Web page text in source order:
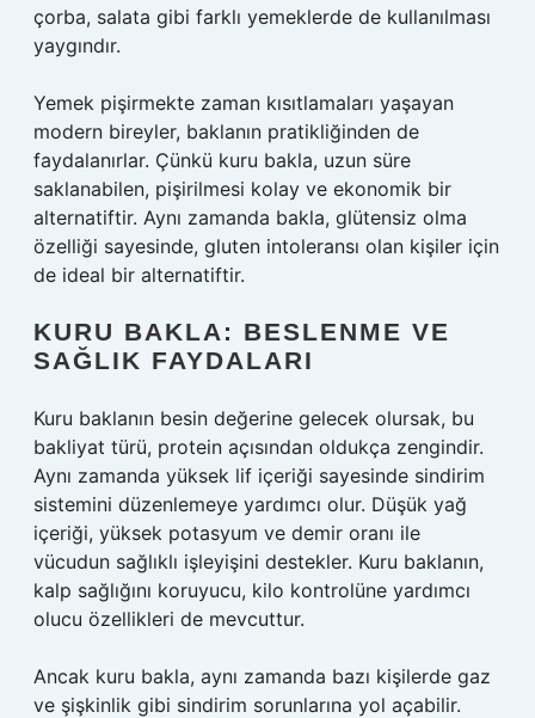
çorba, salata gibi farklı yemeklerde de kullanılması
yaygındır.
Yemek pişirmekte zaman kısıtlamaları yaşayan
modern bireyler, baklanın pratikliğinden de
faydalanırlar. Çünkü kuru bakla, uzun süre
saklanabilen, pişirilmesi kolay ve ekonomik bir
alternatiftir. Aynı zamanda bakla, glütensiz olma
özelliği sayesinde, gluten intoleransı olan kişiler için
de ideal bir alternatiftir.
KURU BAKLA: BESLENME VE
SAĞLIK FAYDALARI
Kuru baklanın besin değerine gelecek olursak, bu
bakliyat türü, protein açısından oldukça zengindir.
Aynı zamanda yüksek lif içeriği sayesinde sindirim
sistemini düzenlemeye yardımcı olur. Düşük yağ
içeriği, yüksek potasyum ve demir oranı ile
vücudun sağlıklı işleyişini destekler. Kuru baklanın,
kalp sağlığını koruyucu, kilo kontrolüne yardımcı
olucu özellikleri de mevcuttur.
Ancak kuru bakla, aynı zamanda bazı kişilerde gaz
ve şişkinlik gibi sindirim sorunlarına yol açabilir.